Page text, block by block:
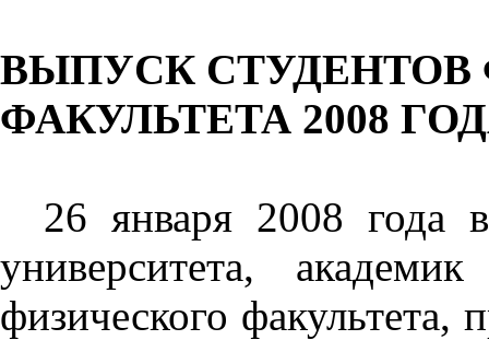
ВЫПУСК СТУДЕНТОВ
ФАКУЛЬТЕТА 2008
26 января 2008 года
университета,
физического